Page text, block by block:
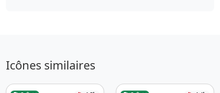
Icônes similaires